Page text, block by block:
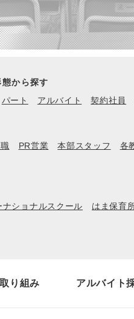
態から探す
パート アルバイト 契約社員
PR営業 本部スタッフ 各
ナショナルスクール はま保育
り組み アルバイト